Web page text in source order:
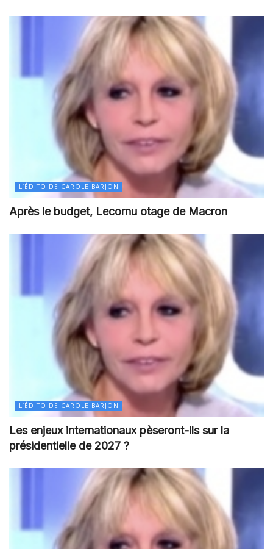
L’ÉDITO DE CAROLE BARJON
Après le budget, Lecornu otage de Macron
L’ÉDITO DE CAROLE BARJON
Les enjeux internationaux pèseront-ils sur la
présidentielle de 2027 ?